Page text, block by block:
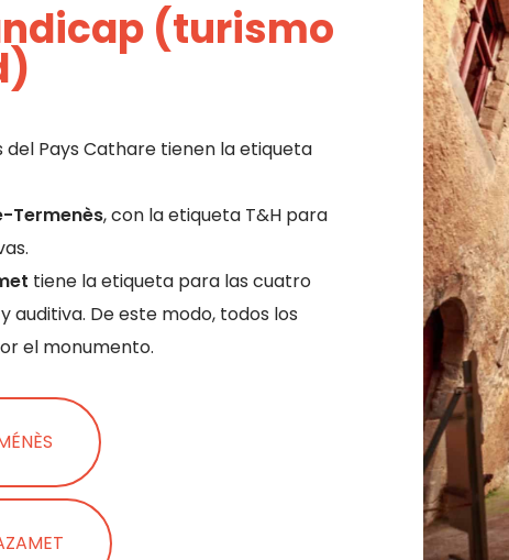
(turismo
Pays Cathare tienen la etiqueta
Termenès, con la etiqueta T&H para
tiene la etiqueta para las cuatro
auditiva. De este modo, todos los
el monumento.